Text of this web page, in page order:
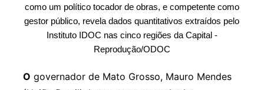
como um político tocador de obras, e competente como
gestor público, revela dados quantitativos extraídos pelo
Instituto IDOC nas cinco regiões da Capital -
Reprodução/ODOC
O governador de Mato Grosso, Mauro Mendes